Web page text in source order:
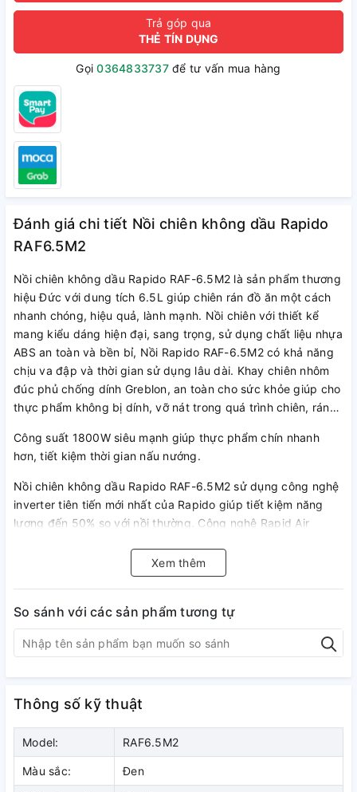
Trả góp qua
THẺ TÍN DỤNG
Gọi0364833737để tư vấn mua hàng
Đánh giá chi tiết Nồi chiên không dầu Rapido
RAF6.5M2
Nồi chiên không dầu Rapido RAF-6.5M2 là sản phẩm thương
hiệu Đức với dung tích 6.5L giúp chiên rán đồ ăn một cách
nhanh chóng, hiệu quả, lành mạnh. Nồi chiên với thiết kể
mang kiểu dáng hiện đại, sang trọng, sử dụng chất liệu nhựa
ABS an toàn và bền bỉ, Nồi Rapido RAF-6.5M2 có khả năng
chịu va đập và thời gian sử dụng lâu dài. Khay chiên nhôm
đúc phủ chống dính Greblon, an toàn cho sức khỏe giúp cho
thực phẩm không bị dính, vỡ nát trong quá trình chiên, rán…
Công suất 1800W siêu mạnh giúp thực phẩm chín nhanh
hơn, tiết kiệm thời gian nấu nướng.
Nồi chiên không dầu Rapido RAF-6.5M2 sử dụng công nghệ
inverter tiên tiến mới nhất của Rapido giúp tiết kiệm năng
lượng đến 50% so với nồi thường. Công nghệ Rapid Air
giúp loại bỏ đến 80% lượng mỡ có sẵn trong thực phẩm.
Xem thêm
So sánh với các sản phẩm tương tự
Thông số kỹ thuật
Model: RAF6.5M2
Màu sắc: Đen